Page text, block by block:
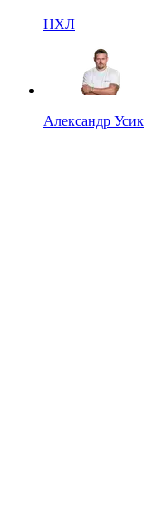
НХЛ
Александр Усик